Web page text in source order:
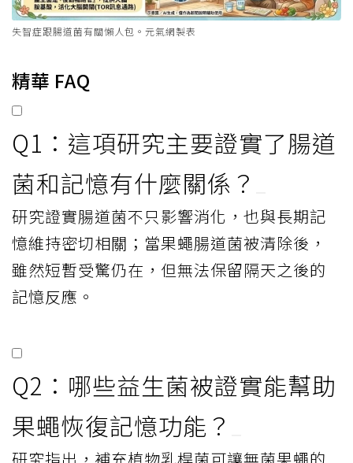
失智症跟腸道菌有關懶人包。元氣網製表
精華 FAQ
Q1：這項研究主要證實了腸道
菌和記憶有什麼關係？
研究證實腸道菌不只影響消化，也與長期記
憶維持密切相關；當果蠅腸道菌被清除後，
雖然短暫受驚仍在，但無法保留隔天之後的
記憶反應。
Q2：哪些益生菌被證實能幫助
果蠅恢復記憶功能？